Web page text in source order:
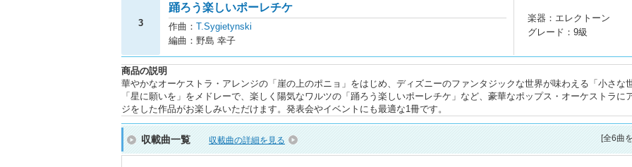
3
踊ろう楽しいポーレチケ
作曲： T.Sygietynski
編曲：野島 幸子
楽器：エレクトーン
グレード：9級
商品の説明
華やかなオーケストラ・アレンジの「崖の上のポニョ」をはじめ、ディズニーのファンタジックな世界が味わえる「小さな
「星に願いを」をメドレーで、楽しく陽気なワルツの「踊ろう楽しいポーレチケ」など、豪華なポップス・オーケストラに
ジをした作品がお楽しみいただけます。発表会やイベントにも最適な1冊です。
収載曲一覧 収載曲の詳細を見る [全6曲